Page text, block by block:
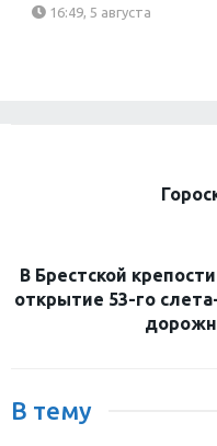
16:49, 5 августа
В Брестской
открытие 53-го
В тему